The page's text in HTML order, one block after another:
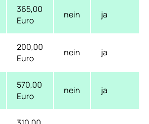
365,00
Euro
nein ja
200,00
Euro
nein ja
570,00
Euro
nein ja